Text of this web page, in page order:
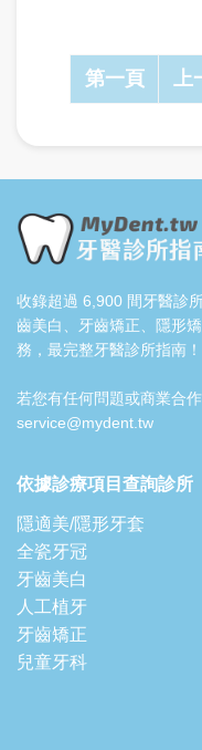
First
page
第一頁 上
收錄超過 6,900 間牙醫診
齒美白、牙齒矯正、隱形
務，最完整牙醫診所指南！
若您有任何問題或商業合
service@mydent.tw
依據診療項目查詢診所
隱適美/隱形牙套
全瓷牙冠
牙齒美白
人工植牙
牙齒矯正
兒童牙科